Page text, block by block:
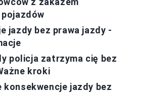
jazdy bez prawa jazdy -
policja zatrzyma cię bez
kroki
konsekwencje jazdy bez